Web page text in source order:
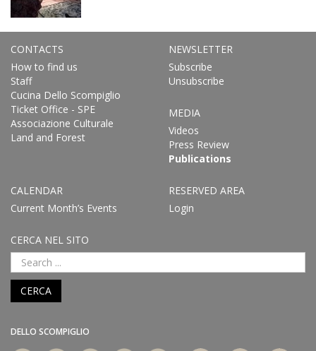
CONTACTS
How to find us
Staff
Cucina Dello Scompiglio
Ticket Office - SPE
Associazione Culturale
Land and Forest
NEWSLETTER
Subscribe
Unsubscribe
MEDIA
Videos
Press Review
Publications
CALENDAR
Current Month’s Events
RESERVED AREA
Login
CERCA NEL SITO
CERCA
DELLO SCOMPIGLIO